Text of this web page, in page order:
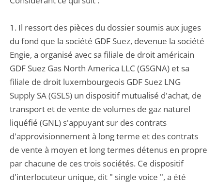
1. Il ressort des pièces du dossier soumis aux juges
du fond que la société GDF Suez, devenue la société
Engie, a organisé avec sa filiale de droit américain
GDF Suez Gas North America LLC (GSGNA) et sa
filiale de droit luxembourgeois GDF Suez LNG
Supply SA (GSLS) un dispositif mutualisé d'achat, de
transport et de vente de volumes de gaz naturel
liquéfié (GNL) s'appuyant sur des contrats
d'approvisionnement à long terme et des contrats
de vente à moyen et long termes détenus en propre
par chacune de ces trois sociétés. Ce dispositif
d'interlocuteur unique, dit " single voice ", a été